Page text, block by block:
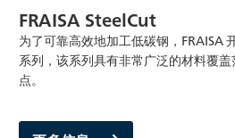
FRAISA SteelCut
为了可靠高效地加工低碳钢，FRAISA
系列，该系列具有非常广泛的材料覆
点。